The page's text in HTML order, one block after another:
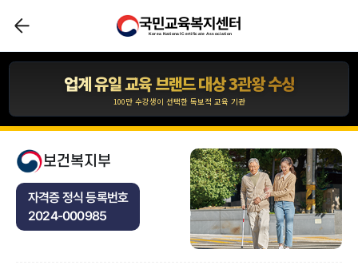
국민교육복지센터
Korea National Certificate Association
압도적인 합격자 수 1,110,211건 입니다.
*자사 사이트 내 합격후기 글 수 기준
업계 유일 교육 브랜드 대상 3관왕 수상
100만 수강생이 선택한 독보적 교육 기관
합격자 수 1위 국민교육복지센터
10년간 아무도 깨지 못한 기록!
압도적인 합격자 수 1,110,211건 입니다.
*자사 사이트 내 합격후기 글 수 기준
업계 유일 교육 브랜드 대상 3관왕 수상
보건복지부
자격증 정식 등록번호
2024-000985